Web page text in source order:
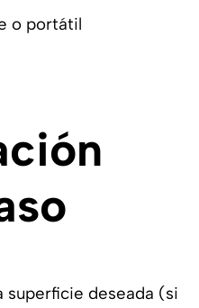
o portátil
superficie deseada (si